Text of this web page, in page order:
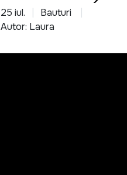
25 iul.
Bauturi
Autor: Laura